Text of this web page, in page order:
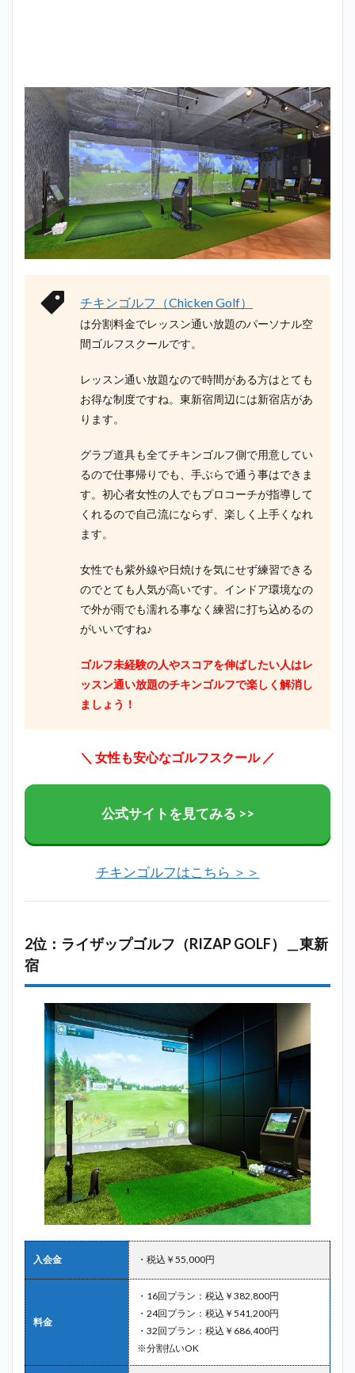
チキンゴルフ（Chicken Golf）
は分割料金でレッスン通い放題のパーソナル空
間ゴルフスクールです。
レッスン通い放題なので時間がある方はとても
お得な制度ですね。東新宿周辺には新宿店があ
ります。
グラブ道具も全てチキンゴルフ側で用意してい
るので仕事帰りでも、手ぶらで通う事はできま
す。初心者女性の人でもプロコーチが指導して
くれるので自己流にならず、楽しく上手くなれ
ます。
女性でも紫外線や日焼けを気にせず練習できる
のでとても人気が高いです。インドア環境なの
で外が雨でも濡れる事なく練習に打ち込めるの
がいいですね♪
ゴルフ未経験の人やスコアを伸ばしたい人はレ
ッスン通い放題のチキンゴルフで楽しく解消し
ましょう！
＼ 女性も安心なゴルフスクール／
公式サイトを見てみる >>
チキンゴルフはこちら ＞＞
2位：ライザップゴルフ（RIZAP GOLF）＿東新
宿
入会金 ・税込￥55,000円
料金
・16回プラン：税込￥382,800円
・24回プラン：税込￥541,200円
・32回プラン：税込￥686,400円
※分割払いOK